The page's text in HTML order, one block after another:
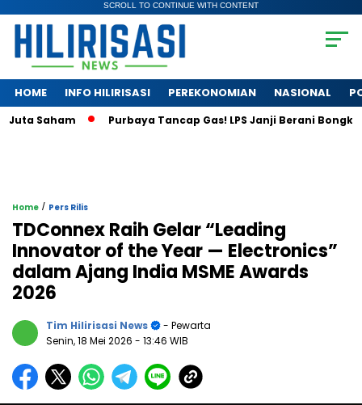
SCROLL TO CONTINUE WITH CONTENT
HOME INFO HILIRISASI PEREKONOMIAN NASIONAL
Saham Purbaya Tancap Gas! LPS Janji Berani Bongkar
Home / Pers Rilis
TDConnex Raih Gelar “Leading
Innovator of the Year — Electronics”
dalam Ajang India MSME Awards
2026
Tim Hilirisasi News
- Pewarta
Senin, 18 Mei 2026 - 13:46 WIB